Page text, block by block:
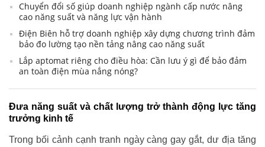
Chuyển đổi số giúp doanh nghiệp ngành cấp nước nâng
cao năng suất và năng lực vận hành
Điện Biên hỗ trợ doanh nghiệp xây dựng chương trình đảm
bảo đo lường tạo nền tảng nâng cao năng suất
Lắp aptomat riêng cho điều hòa: Cần lưu ý gì để bảo đảm
an toàn điện mùa nắng nóng?
Đưa năng suất và chất lượng trở thành động lực tăng
trưởng kinh tế
Trong bối cảnh cạnh tranh ngày càng gay gắt, dư địa tăng